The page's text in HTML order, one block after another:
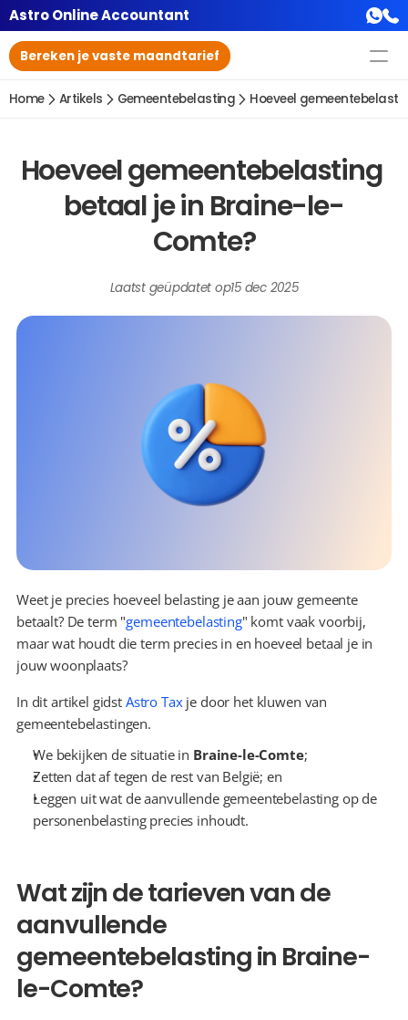
Astro Online Accountant
Bereken je vaste maandtarief
Home Artikels Gemeentebelasting Hoeveel
Hoeveel gemeentebelasting
betaal je in Braine-le-
Comte?
Laatst geüpdatet op15 dec 2025
Weet je precies hoeveel belasting je aan jouw gemeente
betaalt? De term "gemeentebelasting" komt vaak voorbij,
maar wat houdt die term precies in en hoeveel betaal je in
jouw woonplaats?
In dit artikel gidst Astro Tax je door het kluwen van
gemeentebelastingen.
We bekijken de situatie in Braine-le-Comte;
Zetten dat af tegen de rest van België; en
Leggen uit wat de aanvullende gemeentebelasting op de
personenbelasting precies inhoudt.
Wat zijn de tarieven van de
aanvullende
gemeentebelasting in Braine-
le-Comte?